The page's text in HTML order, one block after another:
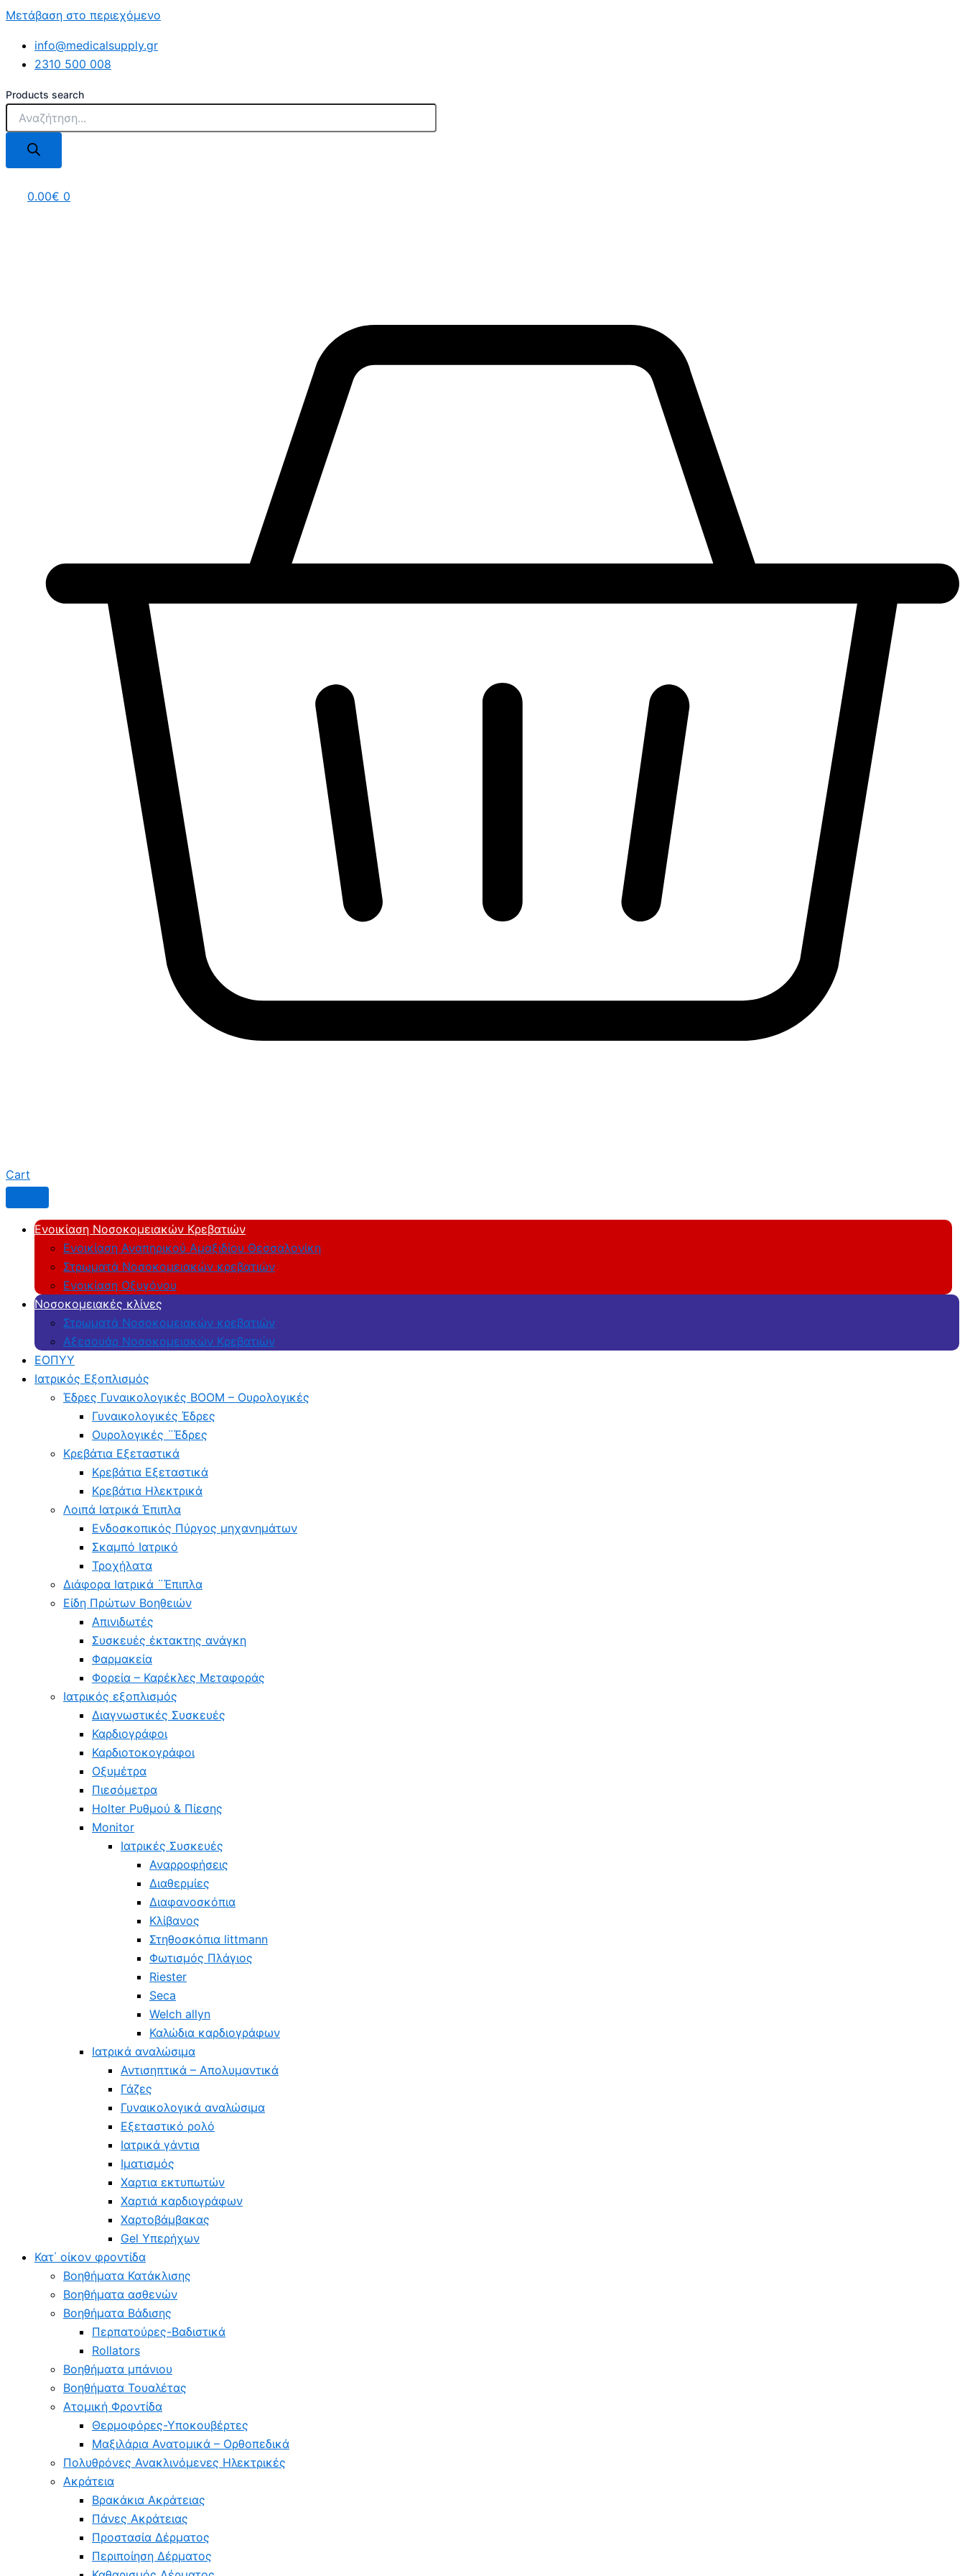
Μετάβαση στο περιεχόμενο
info@medicalsupply.gr
2310 500 008
Products search
0.00€ 0
Cart
Ενοικίαση Νοσοκομειακών Κρεβατιών
Ενοικίαση Αναπηρικού Αμαξιδίου Θεσσαλονίκη
Στρωματά Νοσοκομειακών κρεβατιών
Ενοικίαση Οξυγόνου
Νοσοκομειακές κλίνες
Στρωματά Νοσοκομειακών κρεβατιών
Αξεσουάρ Νοσοκομειακών Κρεβατιών
ΕΟΠΥΥ
Ιατρικός Εξοπλισμός
Έδρες Γυναικολογικές BOOM – Ουρολογικές
Γυναικολογικές Έδρες
Ουρολογικές ¨Έδρες
Κρεβάτια Εξεταστικά
Κρεβάτια Εξεταστικά
Κρεβάτια Ηλεκτρικά
Λοιπά Ιατρικά Έπιπλα
Ενδοσκοπικός Πύργος μηχανημάτων
Σκαμπό Ιατρικό
Τροχήλατα
Διάφορα Ιατρικά ¨Έπιπλα
Είδη Πρώτων Βοηθειών
Aπινιδωτές
Συσκευές έκτακτης ανάγκη
Φαρμακεία
Φορεία – Καρέκλες Μεταφοράς
Ιατρικός εξοπλισμός
Διαγνωστικές Συσκευές
Καρδιογράφοι
Καρδιοτοκογράφοι
Οξυμέτρα
Πιεσόμετρα
Holter Ρυθμού & Πίεσης
Monitor
Ιατρικές Συσκευές
Αναρροφήσεις
Διαθερμίες
Διαφανοσκόπια
Κλίβανος
Στηθοσκόπια littmann
Φωτισμός Πλάγιος
Riester
Seca
Welch allyn
Καλώδια καρδιογράφων
Ιατρικά αναλώσιμα
Αντισηπτικά – Απολυμαντικά
Γάζες
Γυναικολογικά αναλώσιμα
Εξεταστικό ρολό
Ιατρικά γάντια
Ιματισμός
Χαρτια εκτυπωτών
Χαρτιά καρδιογράφων
Χαρτοβάμβακας
Gel Υπερήχων
Κατ΄ οίκoν φροντίδα
Βοηθήματα Κατάκλισης
Βοηθήματα ασθενών
Βοηθήματα Βάδισης
Περπατούρες-Βαδιστικά
Rollators
Βοηθήματα μπάνιου
Βοηθήματα Τουαλέτας
Ατομική Φροντίδα
Θερμοφόρες-Υποκουβέρτες
Μαξιλάρια Ανατομικά – Ορθοπεδικά
Πολυθρόνες Ανακλινόμενες Ηλεκτρικές
Ακράτεια
Βρακάκια Ακράτειας
Πάνες Ακράτειας
Προστασία Δέρματος
Περιποίηση Δέρματος